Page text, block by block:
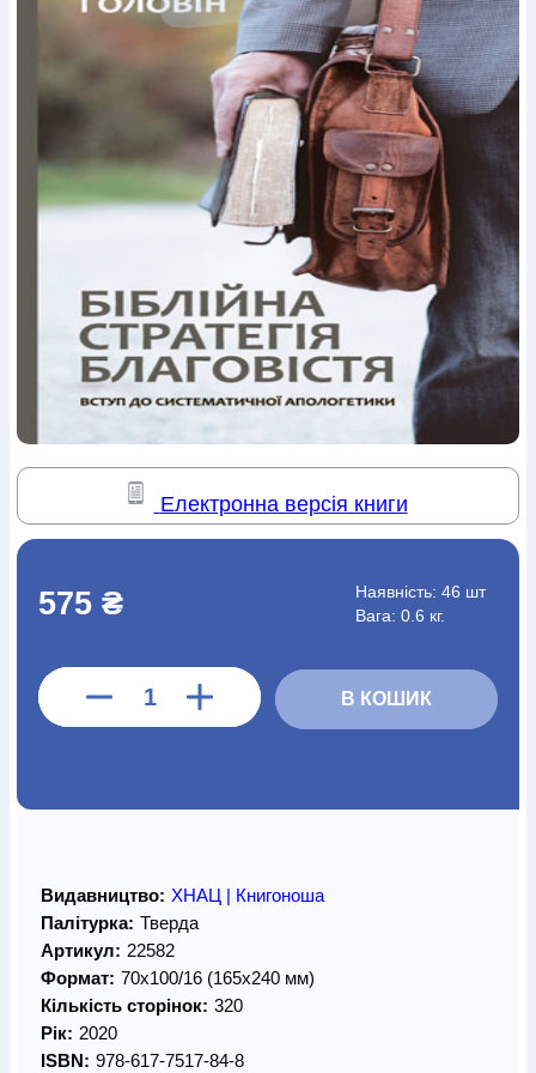
Богослов`яШлюб і сім`я Юдаїзм
Супутні товари
Періодика
АудіоРучки кульковіВідеоГалантерея
Закладки для книг
ФутболкиБрелокиСумкиБіжутерія
Щоденники / щотижневикиВироби з дерева
Вироби з кераміки і глини Вироби з сріблаКартини
Навчальні мапиШкіряні вироби МагнітиМеталеві
виробиМіні-лампиНаклейки Настільні ігриПакети
подарункові
Пластмасові виробиХустки
Розвиваючі ігриРепринти Свічки
Чохли на БибліїГоловні убори
КалендаріКанцелярскі товари Комп`ютерні ігри
ЛистівкиСувенирна продукціяГодинники
Пазли
Книга в комплекті
За додатковою інформацією дзвоніть за номером:
(097) 880-6379
Ми у Facebook
Електронна версія книги
575 ₴ Наявність: 46 шт
Вага: 0.6 кг.
В КОШИК
Видавництво: ХНАЦ | Книгоноша
Палітурка: Тверда
Артикул: 22582
Формат: 70х100/16 (165х240 мм)
Кількість сторінок: 320
Рік: 2020
ISBN: 978-617-7517-84-8